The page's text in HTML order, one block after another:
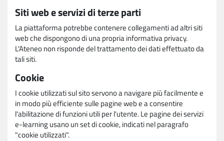
Siti web e servizi di terze parti
La piattaforma potrebbe contenere collegamenti ad altri siti
web che dispongono di una propria informativa privacy.
L'Ateneo non risponde del trattamento dei dati effettuato da
tali siti.
Cookie
I cookie utilizzati sul sito servono a navigare più facilmente e
in modo più efficiente sulle pagine web e a consentire
l'abilitazione di funzioni utili per l'utente. Le pagine dei servizi
e-learning usano un set di cookie, indicati nel paragrafo
"cookie utilizzati".